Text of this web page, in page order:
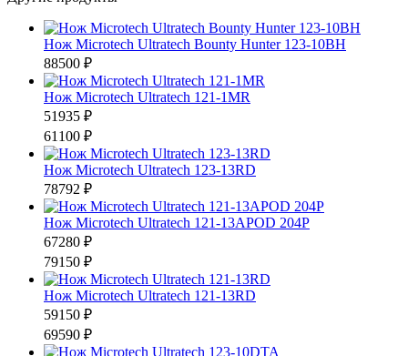
Нож Microtech Ultratech Bounty Hunter 123-10BH
88500 ₽
Нож Microtech Ultratech 121-1MR
51935 ₽
61100 ₽
Нож Microtech Ultratech 123-13RD
78792 ₽
Нож Microtech Ultratech 121-13APOD 204P
67280 ₽
79150 ₽
Нож Microtech Ultratech 121-13RD
59150 ₽
69590 ₽